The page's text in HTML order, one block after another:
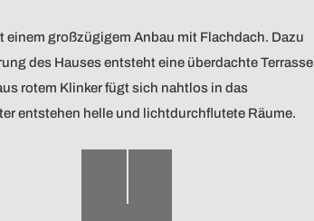
großzügigem Anbau mit Flachdach. Dazu
des Hauses entsteht eine überdachte Terrasse
rotem Klinker fügt sich nahtlos in das
entstehen helle und lichtdurchflutete Räume.